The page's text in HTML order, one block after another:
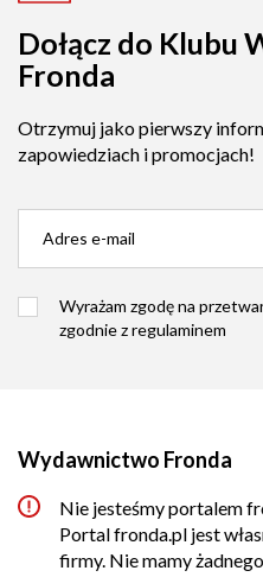
Dołącz do Klubu
Fronda
Otrzymuj jako pierwszy
zapowiedziach i promocjach!
Wyrażam zgodę na
zgodnie zregulaminem
Wydawnictwo Fronda
Nie jesteśmy portalem
Portal fronda.pl jest
firmy. Nie mamy